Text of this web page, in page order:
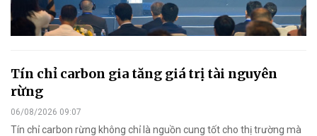
Tín chỉ carbon gia tăng giá trị tài nguyên
rừng
06/08/2026 09:07
Tín chỉ carbon rừng không chỉ là nguồn cung tốt cho thị trường mà